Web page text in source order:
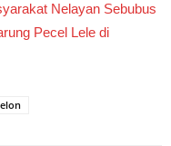
Nelayan Sebubus
Pecel Lele di